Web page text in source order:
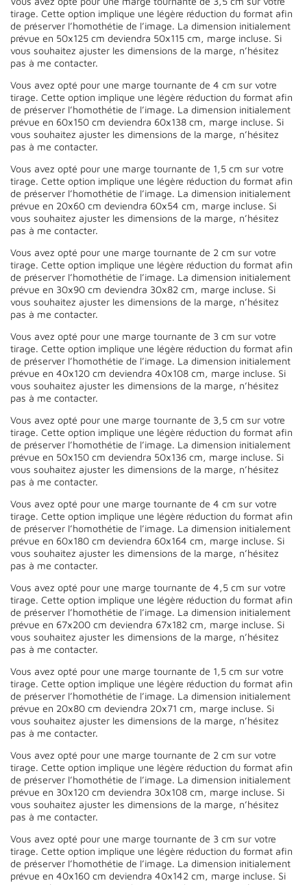
tirage. Cette option implique une légère réduction du format afin
de préserver l’homothétie de l’image. La dimension initialement
prévue en 50x125 cm deviendra 50x115 cm, marge incluse. Si
vous souhaitez ajuster les dimensions de la marge, n’hésitez
pas à me contacter.
Vous avez opté pour une marge tournante de 4 cm sur votre
tirage. Cette option implique une légère réduction du format afin
de préserver l’homothétie de l’image. La dimension initialement
prévue en 60x150 cm deviendra 60x138 cm, marge incluse. Si
vous souhaitez ajuster les dimensions de la marge, n’hésitez
pas à me contacter.
Vous avez opté pour une marge tournante de 1,5 cm sur votre
tirage. Cette option implique une légère réduction du format afin
de préserver l’homothétie de l’image. La dimension initialement
prévue en 20x60 cm deviendra 60x54 cm, marge incluse. Si
vous souhaitez ajuster les dimensions de la marge, n’hésitez
pas à me contacter.
Vous avez opté pour une marge tournante de 2 cm sur votre
tirage. Cette option implique une légère réduction du format afin
de préserver l’homothétie de l’image. La dimension initialement
prévue en 30x90 cm deviendra 30x82 cm, marge incluse. Si
vous souhaitez ajuster les dimensions de la marge, n’hésitez
pas à me contacter.
Vous avez opté pour une marge tournante de 3 cm sur votre
tirage. Cette option implique une légère réduction du format afin
de préserver l’homothétie de l’image. La dimension initialement
prévue en 40x120 cm deviendra 40x108 cm, marge incluse. Si
vous souhaitez ajuster les dimensions de la marge, n’hésitez
pas à me contacter.
Vous avez opté pour une marge tournante de 3,5 cm sur votre
tirage. Cette option implique une légère réduction du format afin
de préserver l’homothétie de l’image. La dimension initialement
prévue en 50x150 cm deviendra 50x136 cm, marge incluse. Si
vous souhaitez ajuster les dimensions de la marge, n’hésitez
pas à me contacter.
Vous avez opté pour une marge tournante de 4 cm sur votre
tirage. Cette option implique une légère réduction du format afin
de préserver l’homothétie de l’image. La dimension initialement
prévue en 60x180 cm deviendra 60x164 cm, marge incluse. Si
vous souhaitez ajuster les dimensions de la marge, n’hésitez
pas à me contacter.
Vous avez opté pour une marge tournante de 4,5 cm sur votre
tirage. Cette option implique une légère réduction du format afin
de préserver l’homothétie de l’image. La dimension initialement
prévue en 67x200 cm deviendra 67x182 cm, marge incluse. Si
vous souhaitez ajuster les dimensions de la marge, n’hésitez
pas à me contacter.
Vous avez opté pour une marge tournante de 1,5 cm sur votre
tirage. Cette option implique une légère réduction du format afin
de préserver l’homothétie de l’image. La dimension initialement
prévue en 20x80 cm deviendra 20x71 cm, marge incluse. Si
vous souhaitez ajuster les dimensions de la marge, n’hésitez
pas à me contacter.
Vous avez opté pour une marge tournante de 2 cm sur votre
tirage. Cette option implique une légère réduction du format afin
de préserver l’homothétie de l’image. La dimension initialement
prévue en 30x120 cm deviendra 30x108 cm, marge incluse. Si
vous souhaitez ajuster les dimensions de la marge, n’hésitez
pas à me contacter.
Vous avez opté pour une marge tournante de 3 cm sur votre
tirage. Cette option implique une légère réduction du format afin
de préserver l’homothétie de l’image. La dimension initialement
prévue en 40x160 cm deviendra 40x142 cm, marge incluse. Si